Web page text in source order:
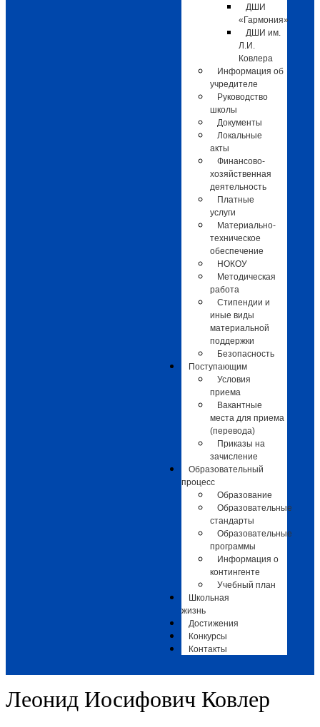
ДШИ
«Гармония»
ДШИ им.
Л.И.
Ковлера
Информация об
учредителе
Руководство
школы
Документы
Локальные
акты
Финансово-
хозяйственная
деятельность
Платные
услуги
Материально-
техническое
обеспечение
НОКОУ
Методическая
работа
Стипендии и
иные виды
материальной
поддержки
Безопасность
Поступающим
Условия
приема
Вакантные
места для приема
(перевода)
Приказы на
зачисление
Образовательный
процесс
Образование
Образовательные
стандарты
Образовательные
программы
Информация о
контингенте
Учебный план
Школьная
жизнь
Достижения
Конкурсы
Контакты
Леонид Иосифович Ковлер